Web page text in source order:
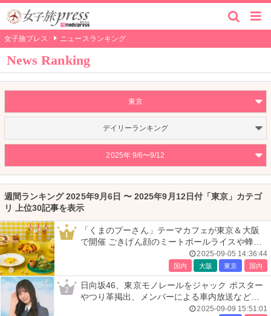
女子旅プレス ニュースランキング
News Ranking
東京
デイリーランキング
2025年 9/6〜9/12
週間ランキング 2025年9月6日 〜 2025年9月12日付「東京」カテゴ
リ 上位30記事を表示
1
「くまのプーさん」テーマカフェが東京＆大阪
で開催 ごきげん顔のミートボールライスや蜂蜜
2025-09-05 14:36:44
国内 大阪 東京 国内
2
日向坂46、東京モノレールをジャック ポスター
やつり革掲出、メンバーによる車内放送など実
2025-09-09 15:51:01